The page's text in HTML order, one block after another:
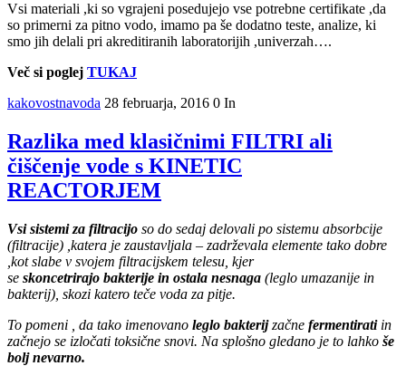
Vsi materiali ,ki so vgrajeni posedujejo vse potrebne certifikate ,da
so primerni za pitno vodo, imamo pa še dodatno teste, analize, ki
smo jih delali pri akreditiranih laboratorijih ,univerzah….
Več si poglej TUKAJ
kakovostnavoda 28 februarja, 2016 0 In
Razlika med klasičnimi FILTRI ali
čiščenje vode s KINETIC
REACTORJEM
Vsi sistemi za filtracijo so do sedaj delovali po sistemu absorbcije
(filtracije) ,katera je zaustavljala – zadrževala elemente tako dobre
,kot slabe v svojem filtracijskem telesu, kjer
se skoncetrirajo bakterije in ostala nesnaga (leglo umazanije in
bakterij), skozi katero teče voda za pitje.
To pomeni , da tako imenovano leglo bakterijzačne fermentiratiin
začnejo se izločati toksične snovi. Na splošno gledano je to lahko še
bolj nevarno.